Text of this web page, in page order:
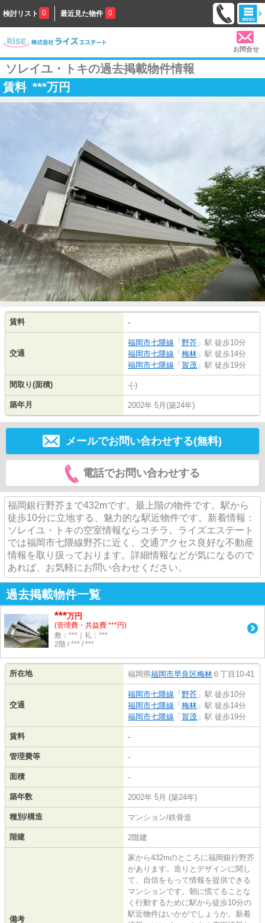
検討リスト 0 最近見た物件 0
お問合せ
ソレイユ・トキの過去掲載物件情報
賃料 ***万円
賃料 -
交通
福岡市七隈線 「 野芥 」駅 徒歩10分
福岡市七隈線 「 梅林 」駅 徒歩14分
福岡市七隈線 「 賀茂 」駅 徒歩19分
間取り(面積) -(-)
築年月 2002年 5月(築24年)
メールでお問い合わせする(無料)
電話でお問い合わせする
福岡銀行野芥まで432mです。最上階の物件です。駅から
徒歩10分に立地する、魅力的な駅近物件です。新着情報：
ソレイユ・トキの空室情報ならコチラ。ライズエステート
では福岡市七隈線野芥に近く、交通アクセス良好な不動産
情報を取り扱っております。詳細情報などが気になるので
あれば、お気軽にお問い合わせください。
過去掲載物件一覧
***万円
(管理費・共益費 ***円)
敷：***｜礼：***
2階 / *** / ***
所在地 福岡県福岡市早良区梅林 ６丁目10-41
交通
福岡市七隈線 「 野芥 」駅 徒歩10分
福岡市七隈線 「 梅林 」駅 徒歩14分
福岡市七隈線 「 賀茂 」駅 徒歩19分
賃料 -
管理費等 -
面積 -
築年数 2002年 5月 (築24年)
種別/構造 マンション/鉄骨造
階建 2階建
備考
家から432mのところに福岡銀行野芥
があります。造りとデザインに関し
て、自信をもって情報を提供できる
マンションです。朝に慌てることな
く行動するために駅から徒歩10分の
駅近物件はいかがでしょうか。新着